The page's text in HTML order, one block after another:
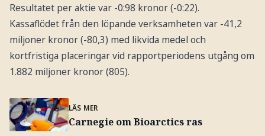
Resultatet per aktie var -0:98 kronor (-0:22).
Kassaflödet från den löpande verksamheten var -41,2
miljoner kronor (-80,3) med likvida medel och
kortfristiga placeringar vid rapportperiodens utgång om
1.882 miljoner kronor (805).
LÄS MER
Carnegie om Bioarctics ras